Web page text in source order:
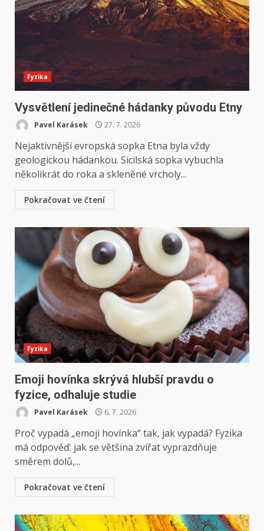
Fyzika
Vysvětlení jedinečné hádanky původu Etny
Pavel Karásek 27. 7. 2026
Nejaktivnější evropská sopka Etna byla vždy
geologickou hádankou. Sicilská sopka vybuchla
několikrát do roka a skleněné vrcholy...
Pokračovat ve čtení
Fyzika
Emoji hovínka skrývá hlubší pravdu o
fyzice, odhaluje studie
Pavel Karásek 6. 7. 2026
Proč vypadá „emoji hovínka“ tak, jak vypadá? Fyzika
má odpověď: jak se většina zvířat vyprazdňuje
směrem dolů,...
Pokračovat ve čtení